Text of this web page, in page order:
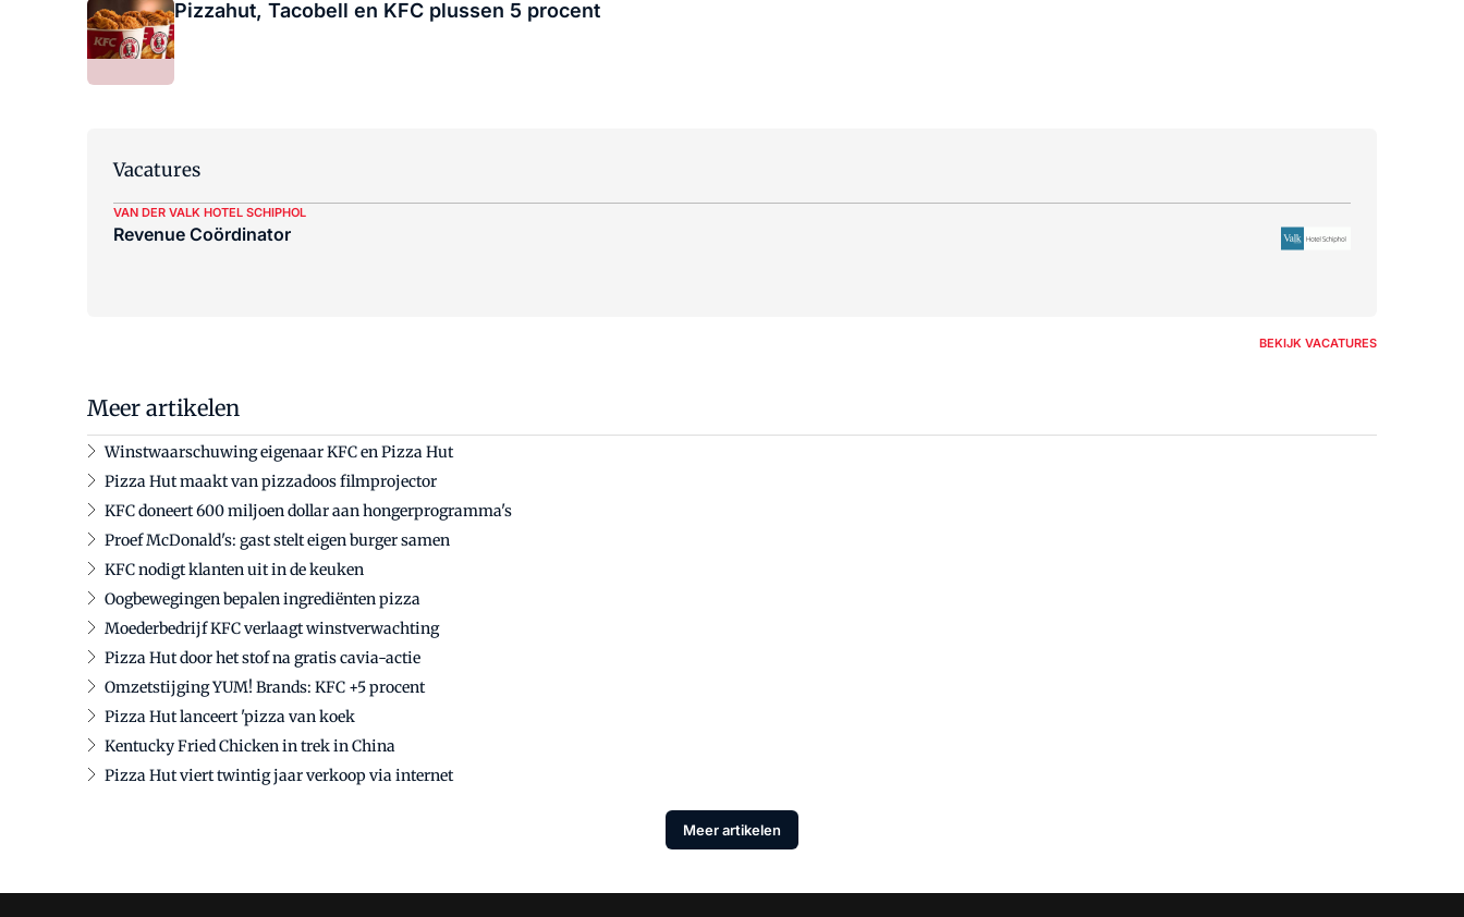
Pizzahut, Tacobell en KFC plussen 5 procent
Vacatures
VAN DER VALK HOTEL SCHIPHOL
Revenue Coördinator
BEKIJK VACATURES
Meer artikelen
Winstwaarschuwing eigenaar KFC en Pizza Hut
Pizza Hut maakt van pizzadoos filmprojector
KFC doneert 600 miljoen dollar aan hongerprogramma's
Proef McDonald's: gast stelt eigen burger samen
KFC nodigt klanten uit in de keuken
Oogbewegingen bepalen ingrediënten pizza
Moederbedrijf KFC verlaagt winstverwachting
Pizza Hut door het stof na gratis cavia-actie
Omzetstijging YUM! Brands: KFC +5 procent
Pizza Hut lanceert 'pizza van koek
Kentucky Fried Chicken in trek in China
Pizza Hut viert twintig jaar verkoop via internet
Meer artikelen